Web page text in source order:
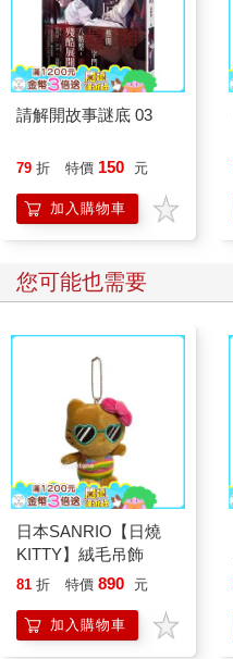
請解開故事謎底 03
79 折 特價 150 元
加入購物車
您可能也需要
日本SANRIO【日燒
KITTY】絨毛吊飾
81 折 特價 890 元
加入購物車